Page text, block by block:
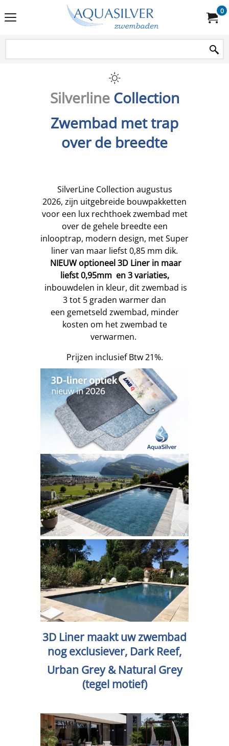
0
Silverline Collection
Zwembad met trap
over de breedte
SilverLine Collection augustus
2026, zijn uitgebreide bouwpakketten
voor een lux rechthoek zwembad met
over de gehele breedte een
inlooptrap, modern design, met Super
liner van maar liefst 0,85 mm dik.
NIEUW optioneel 3D Liner in maar
liefst 0,95mm en 3 variaties,
inbouwdelen in kleur, dit zwembad is
3 tot 5 graden warmer dan
een gemetseld zwembad, minder
kosten om het zwembad te
verwarmen.
Prijzen inclusief Btw 21%.
3D Liner maakt uw zwembad
nog exclusiever, Dark Reef,
Urban Grey & Natural Grey
(tegel motief)